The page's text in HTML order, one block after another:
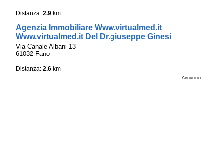
Distanza:2.9 km
Agenzia Immobiliare Www.virtualmed.it
Www.virtualmed.it Del Dr.giuseppe Ginesi
Via Canale Albani 13
61032 Fano
Distanza:2.6 km
Annuncio